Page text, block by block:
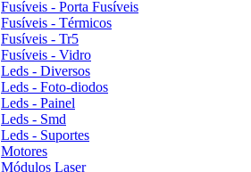
Fusíveis - Porta Fusíveis
Fusíveis - Térmicos
Fusíveis - Tr5
Fusíveis - Vidro
Leds - Diversos
Leds - Foto-diodos
Leds - Painel
Leds - Smd
Leds - Suportes
Motores
Módulos Laser